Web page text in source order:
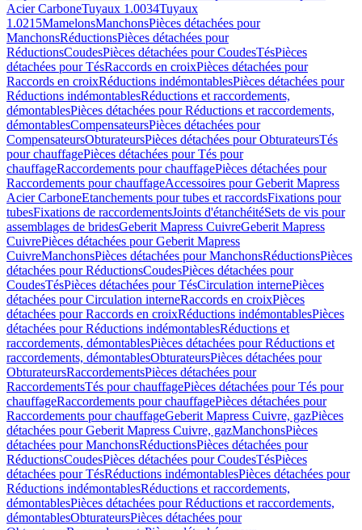
Acier CarboneTuyaux 1.0034Tuyaux
1.0215MamelonsManchonsPièces détachées pour
ManchonsRéductionsPièces détachées pour
RéductionsCoudesPièces détachées pour CoudesTésPièces
détachées pour TésRaccords en croixPièces détachées pour
Raccords en croixRéductions indémontablesPièces détachées pour
Réductions indémontablesRéductions et raccordements,
démontablesPièces détachées pour Réductions et raccordements,
démontablesCompensateursPièces détachées pour
CompensateursObturateursPièces détachées pour ObturateursTés
pour chauffagePièces détachées pour Tés pour
chauffageRaccordements pour chauffagePièces détachées pour
Raccordements pour chauffageAccessoires pour Geberit Mapress
Acier CarboneEtanchements pour tubes et raccordsFixations pour
tubesFixations de raccordementsJoints d'étanchéitéSets de vis pour
assemblages de bridesGeberit Mapress CuivreGeberit Mapress
CuivrePièces détachées pour Geberit Mapress
CuivreManchonsPièces détachées pour ManchonsRéductionsPièces
détachées pour RéductionsCoudesPièces détachées pour
CoudesTésPièces détachées pour TésCirculation internePièces
détachées pour Circulation interneRaccords en croixPièces
détachées pour Raccords en croixRéductions indémontablesPièces
détachées pour Réductions indémontablesRéductions et
raccordements, démontablesPièces détachées pour Réductions et
raccordements, démontablesObturateursPièces détachées pour
ObturateursRaccordementsPièces détachées pour
RaccordementsTés pour chauffagePièces détachées pour Tés pour
chauffageRaccordements pour chauffagePièces détachées pour
Raccordements pour chauffageGeberit Mapress Cuivre, gazPièces
détachées pour Geberit Mapress Cuivre, gazManchonsPièces
détachées pour ManchonsRéductionsPièces détachées pour
RéductionsCoudesPièces détachées pour CoudesTésPièces
détachées pour TésRéductions indémontablesPièces détachées pour
Réductions indémontablesRéductions et raccordements,
démontablesPièces détachées pour Réductions et raccordements,
démontablesObturateursPièces détachées pour